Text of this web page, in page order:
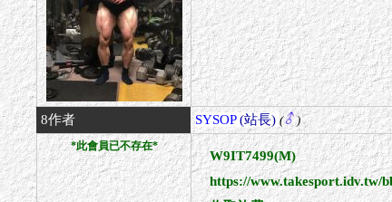
8作者 SYSOP(站長) ( )
*此會員已不存在*
W9IT7499(M)
https://www.takesport.idv.tw/